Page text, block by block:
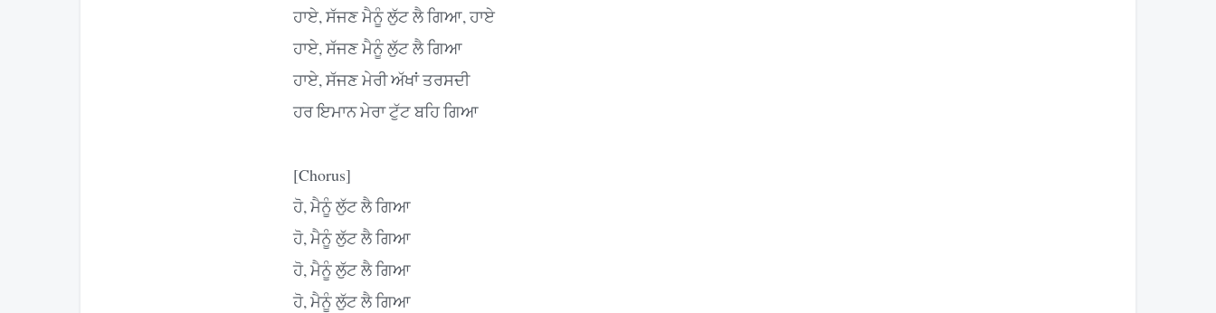
ਹਾਏ, ਸੱਜਣ ਮੈਨੂੰ ਲੁੱਟ ਲੈ ਗਿਆ, ਹਾਏ
ਹਾਏ, ਸੱਜਣ ਮੈਨੂੰ ਲੁੱਟ ਲੈ ਗਿਆ
ਹਾਏ, ਸੱਜਣ ਮੇਰੀ ਅੱਖਾਂ ਤਰਸਦੀ
ਹਰ ਇਮਾਨ ਮੇਰਾ ਟੁੱਟ ਬਹਿ ਗਿਆ
[Chorus]
ਹੋ, ਮੈਨੂੰ ਲੁੱਟ ਲੈ ਗਿਆ
ਹੋ, ਮੈਨੂੰ ਲੁੱਟ ਲੈ ਗਿਆ
ਹੋ, ਮੈਨੂੰ ਲੁੱਟ ਲੈ ਗਿਆ
ਹੋ, ਮੈਨੂੰ ਲੁੱਟ ਲੈ ਗਿਆ